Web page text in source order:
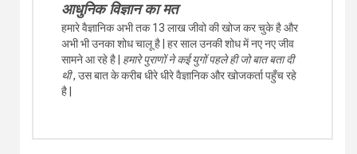
आधुनिक विज्ञान का मत
हमारे वैज्ञानिक अभी तक 13 लाख जीवो की खोज कर चुके है और
अभी भी उनका शोध चालू है | हर साल उनकी शोध में नए नए जीव
सामने आ रहे है | हमारे पुराणों ने कई युगों पहले ही जो बात बता दी
थी, उस बात के करीब धीरे धीरे वैज्ञानिक और खोजकर्ता पहुँच रहे
है |